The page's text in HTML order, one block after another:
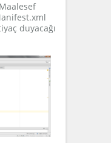
duyacağı